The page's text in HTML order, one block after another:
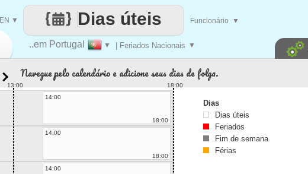
..em Portugal ▼ | Feriados Nacionais ▼
Dias úteis
EN ▼ Funcionário ▼
Navegue pelo calendário e adicione seus dias de folga.
13:00 18:00
14:00
18:00
14:00
18:00
14:00
Dias
Dias úteis
Feriados
Fim de semana
Férias